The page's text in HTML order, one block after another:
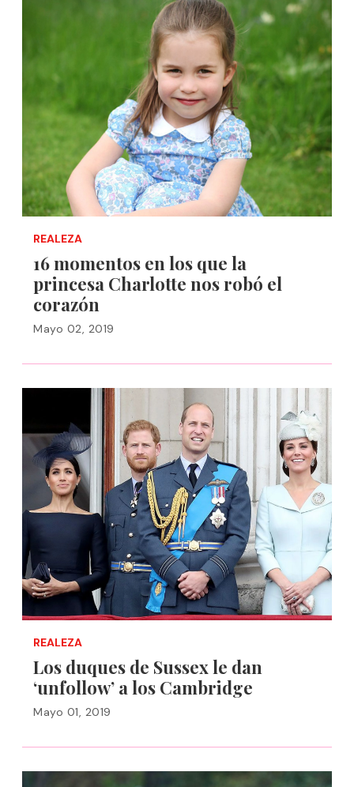
REALEZA
16 momentos en los que la
princesa Charlotte nos robó el
corazón
Mayo 02, 2019
REALEZA
Los duques de Sussex le dan
‘unfollow’ a los Cambridge
Mayo 01, 2019